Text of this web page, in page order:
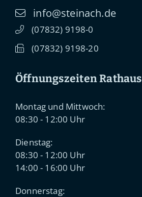
info@steinach.de
(07832) 91 98-0
(07832) 91 98-20
Öffnungszeiten Rathaus
Montag und Mittwoch:
08:30 - 12:00 Uhr
Dienstag:
08:30 - 12:00 Uhr
14:00 - 16:00 Uhr
Donnerstag: